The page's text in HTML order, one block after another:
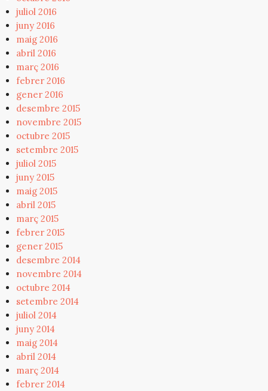
juliol 2016
juny 2016
maig 2016
abril 2016
març 2016
febrer 2016
gener 2016
desembre 2015
novembre 2015
octubre 2015
setembre 2015
juliol 2015
juny 2015
maig 2015
abril 2015
març 2015
febrer 2015
gener 2015
desembre 2014
novembre 2014
octubre 2014
setembre 2014
juliol 2014
juny 2014
maig 2014
abril 2014
març 2014
febrer 2014